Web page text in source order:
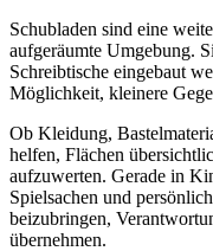
Schubladen sind eine
aufgeräumte Umgebung.
Schreibtische eingebaut
Möglichkeit, kleinere
Ob Kleidung,
helfen, Flächen
aufzuwerten. Gerade in
Spielsachen und
beizubringen,
übernehmen.